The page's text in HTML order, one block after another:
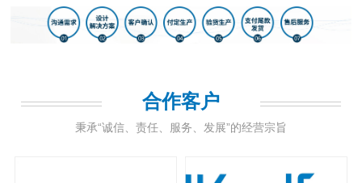
合作客户
秉承“诚信、责任、服务、发展”的经营宗旨